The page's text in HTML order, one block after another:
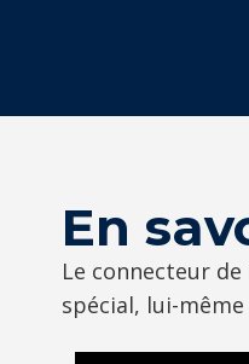
En
Le connecteur
spécial, lui-